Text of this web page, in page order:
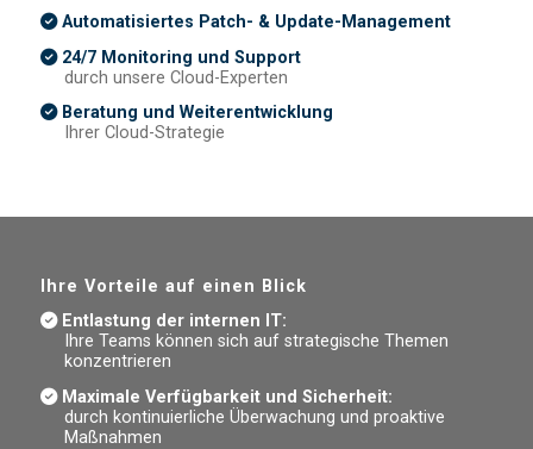
Automatisiertes Patch- & Update-Management
24/7 Monitoring und Support
durch unsere Cloud-Experten
Beratung und Weiterentwicklung
Ihrer Cloud-Strategie
Ihre Vorteile auf einen Blick
Entlastung der internen IT:
Ihre Teams können sich auf strategische Themen
konzentrieren
Maximale Verfügbarkeit und Sicherheit:
durch kontinuierliche Überwachung und proaktive
Maßnahmen